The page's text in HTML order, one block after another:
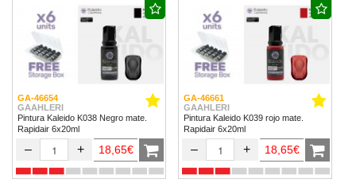
GA-46654
GAAHLERI
Pintura Kaleido K038 Negro mate.
Rapidair 6x20ml
– + 18,65€
GA-46661
GAAHLERI
Pintura Kaleido K039 rojo mate.
Rapidair 6x20ml
– + 18,65€